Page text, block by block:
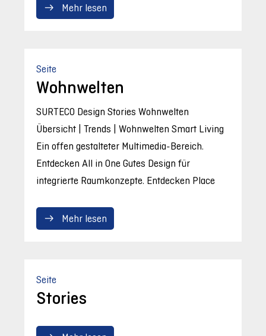
Mehr lesen
Seite
Wohnwelten
SURTECO Design Stories Wohnwelten
Übersicht | Trends | Wohnwelten Smart Living
Ein offen gestalteter Multimedia-Bereich.
Entdecken All in One Gutes Design für
integrierte Raumkonzepte. Entdecken Place
Mehr lesen
Seite
Stories